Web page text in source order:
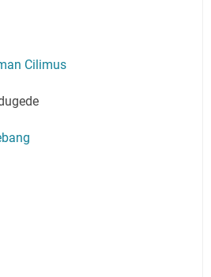
Cilimus